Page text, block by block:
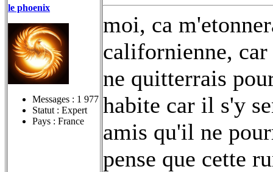
le phoenix
Messages : 1 977
Statut : Expert
Pays : France
moi, ca
californienne,
ne quitterrais
habite car il s'y
amis qu'il ne
pense que cette